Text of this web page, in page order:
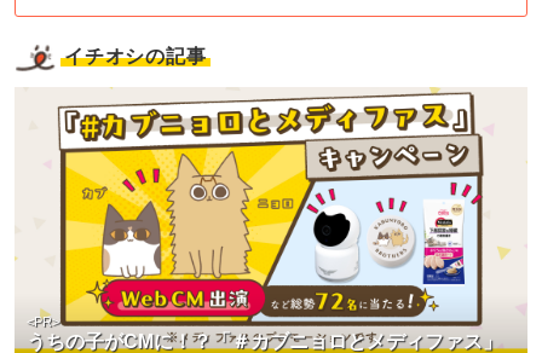
イチオシの記事
うちの子がCMに！？「＃カブニョロとメディファス」
<PR>